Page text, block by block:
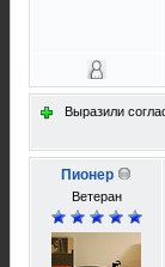
Выразили
Пионер
Ветеран